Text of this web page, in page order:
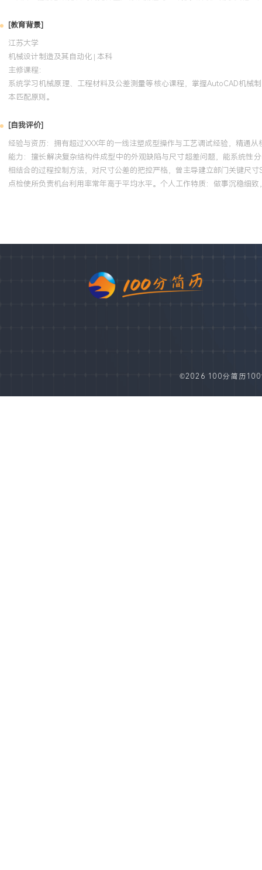
[教育背景]
江苏大学
机械设计制造及其自动化 | 本科
主修课程：
系统学习机械原理、工程材料及公差测量等核心课程，掌握AutoCAD机
本匹配原则。
[自我评价]
经验与资历：拥有超过XXX年的一线注塑成型操作与工艺调试经验，精通
能力：擅长解决复杂结构件成型中的外观缺陷与尺寸超差问题，能系统性
相结合的过程控制方法，对尺寸公差的把控严格，曾主导建立部门关键尺
点检使所负责机台利用率常年高于平均水平。个人工作特质：做事沉稳细
©2026 100分简历